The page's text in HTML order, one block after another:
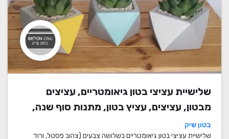
שלישיית עציצי בטון גיאומטריים, עציצים
מבטון, עציצים, עציץ בטון, מתנות סוף שנה,
מתנה לבית, מתנה ליום הולדת, עיצוב הבית,
בטון שיק
שלישיית עציצי בטון גיאומטריים בשלושה צבעים (צהוב פסטל, ורוד